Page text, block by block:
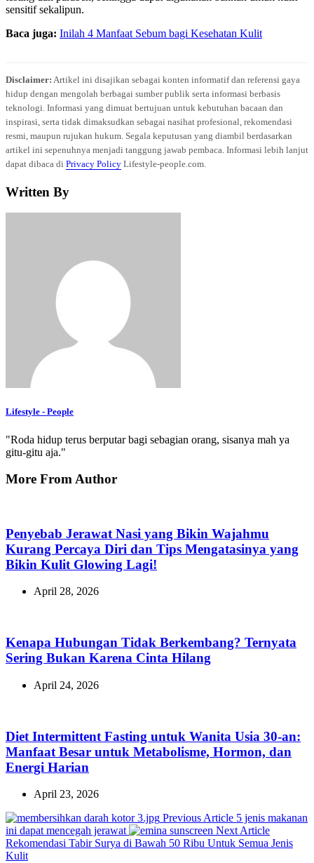
sensitif sekalipun.
Baca juga: Inilah 4 Manfaat Sebum bagi Kesehatan Kulit
Disclaimer: Artikel ini disajikan sebagai konten informatif dan referensi gaya
hidup dengan mengolah berbagai sumber publik serta informasi berbasis
teknologi. Informasi yang dimuat bertujuan untuk kebutuhan bacaan dan
inspirasi, serta tidak dimaksudkan sebagai nasihat profesional, rekomendasi
resmi, maupun rujukan hukum. Segala keputusan yang diambil berdasarkan
artikel ini sepenuhnya menjadi tanggung jawab pembaca. Informasi lebih lanjut
dapat dibaca di Privacy Policy Lifestyle-people.com.
Written By
Lifestyle - People
"Roda hidup terus berputar bagi sebagian orang, sisanya mah ya
gitu-gitu aja."
More From Author
Penyebab Jerawat Nasi yang Bikin Wajahmu
Kurang Percaya Diri dan Tips Mengatasinya yang
Bikin Kulit Glowing Lagi!
April 28, 2026
Kenapa Hubungan Tidak Berkembang? Ternyata
Sering Bukan Karena Cinta Hilang
April 24, 2026
Diet Intermittent Fasting untuk Wanita Usia 30-an:
Manfaat Besar untuk Metabolisme, Hormon, dan
Energi Harian
April 23, 2026
Previous Article Previous
Post:
5 jenis makanan
ini dapat mencegah jerawat
Next ArticleNext
Post:
Rekomendasi Tabir Surya di Bawah 50 Ribu Untuk Semua Jenis
Kulit